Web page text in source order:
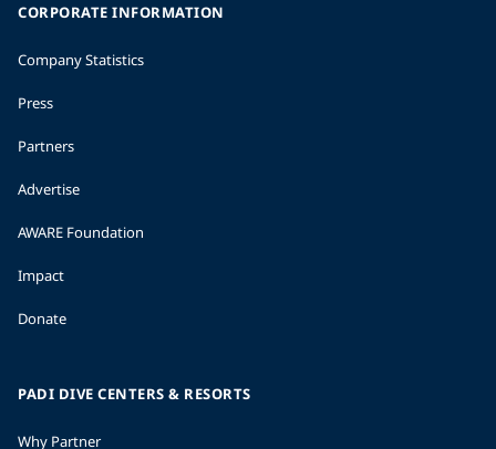
CORPORATE INFORMATION
Company Statistics
Press
Partners
Advertise
AWARE Foundation
Impact
Donate
PADI DIVE CENTERS & RESORTS
Why Partner